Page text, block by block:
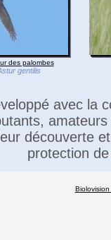
des palombes
gentilis
avec la
découverte
protection
Biolovision